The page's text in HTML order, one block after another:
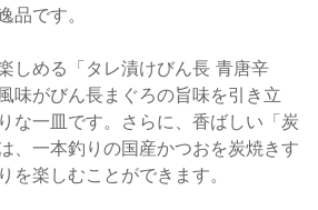
品です。
しめる「タレ漬けびん長 青唐辛
味がびん長まぐろの旨味を引き立
な一皿です。さらに、香ばしい「炭
、一本釣りの国産かつおを炭焼きす
を楽しむことができます。